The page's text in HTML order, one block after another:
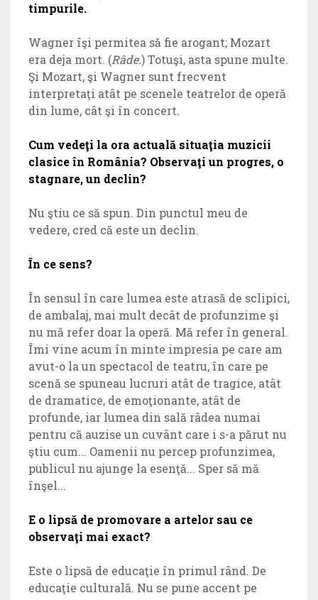
timpurile.
Wagner îşi permitea să fie arogant; Mozart
era deja mort. (Râde.) Totuşi, asta spune multe.
Şi Mozart, şi Wagner sunt frecvent
interpretaţi atât pe scenele teatrelor de operă
din lume, cât şi în concert.
Cum vedeţi la ora actuală situaţia muzicii
clasice în România? Observaţi un progres, o
stagnare, un declin?
Nu ştiu ce să spun. Din punctul meu de
vedere, cred că este un declin.
În ce sens?
În sensul în care lumea este atrasă de sclipici,
de ambalaj, mai mult decât de profunzime şi
nu mă refer doar la operă. Mă refer în general.
Îmi vine acum în minte impresia pe care am
avut-o la un spectacol de teatru, în care pe
scenă se spuneau lucruri atât de tragice, atât
de dramatice, de emoţionante, atât de
profunde, iar lumea din sală râdea numai
pentru că auzise un cuvânt care i s-a părut nu
ştiu cum... Oamenii nu percep profunzimea,
publicul nu ajunge la esenţă... Sper să mă
înşel...
E o lipsă de promovare a artelor sau ce
observaţi mai exact?
Este o lipsă de educaţie în primul rând. De
educaţie culturală. Nu se pune accent pe